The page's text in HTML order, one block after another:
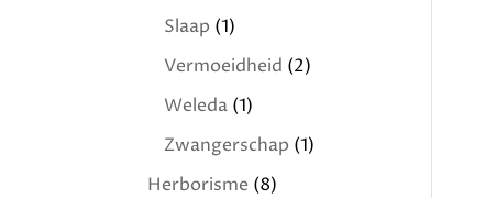
Slaap (1)
Vermoeidheid (2)
Weleda (1)
Zwangerschap (1)
Herborisme (8)